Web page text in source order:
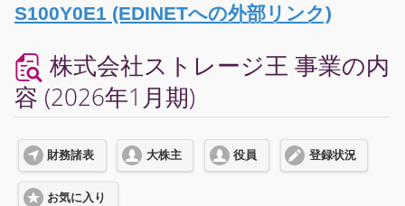
S100Y0E1 (EDINETへの外部リンク)
株式会社ストレージ王 事業の内
容 (2026年1月期)
財務諸表 大株主 役員 登録状況
お気に入り